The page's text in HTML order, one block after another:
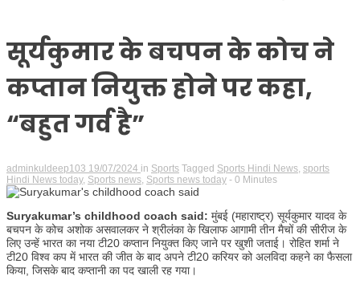
सूर्यकुमार के बचपन के कोच ने
कप्तान नियुक्त होने पर कहा,
“बहुत गर्व है”
adminkuldeep103 19/07/2024 in Sports Tagged Sports Hindi News, sports
Hindi News today, Sports news, Sports news today - 0 Minutes
Suryakumar’s childhood coach said: मुंबई (महाराष्ट्र) सूर्यकुमार यादव के
बचपन के कोच अशोक असवालकर ने श्रीलंका के खिलाफ आगामी तीन मैचों की सीरीज के
लिए उन्हें भारत का नया टी20 कप्तान नियुक्त किए जाने पर खुशी जताई। रोहित शर्मा ने
टी20 विश्व कप में भारत की जीत के बाद अपने टी20 करियर को अलविदा कहने का फैसला
किया, जिसके बाद कप्तानी का पद खाली रह गया।